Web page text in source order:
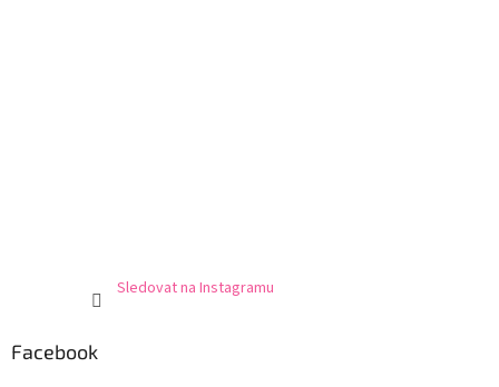
Sledovat na Instagramu
Facebook